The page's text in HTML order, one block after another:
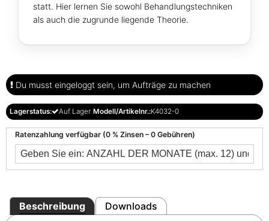
statt. Hier lernen Sie sowohl Behandlungstechniken
als auch die zugrunde liegende Theorie.
Du musst eingeloggt sein, um Aufträge zu machen
Lagerstatus: Auf Lager Modell/Artikelnr.:K4032-0
Ratenzahlung verfügbar (0 % Zinsen – 0 Gebühren)
Beschreibung Downloads